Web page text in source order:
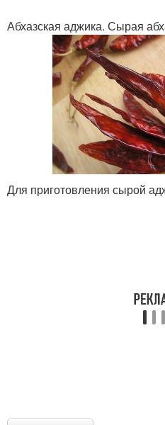
Абхазская аджика. Сырая
Для приготовления сырой